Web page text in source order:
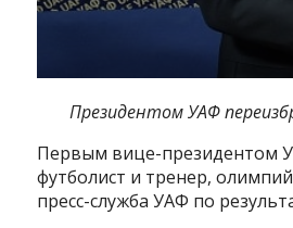
Президентом УАФ
Первым вице-президентом
футболист и тренер,
пресс-служба УАФ по